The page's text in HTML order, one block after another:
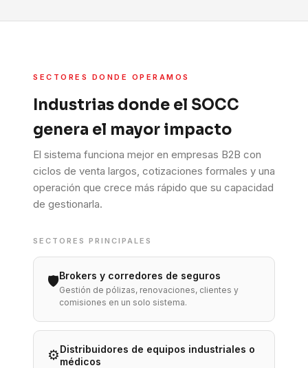
SECTORES DONDE OPERAMOS
Industrias donde el SOCC
genera el mayor impacto
El sistema funciona mejor en empresas B2B con
ciclos de venta largos, cotizaciones formales y una
operación que crece más rápido que su capacidad
de gestionarla.
SECTORES PRINCIPALES
🛡️Brokers y corredores de seguros
Gestión de pólizas, renovaciones, clientes y
comisiones en un solo sistema.
⚙️Distribuidores de equipos industriales o
médicos